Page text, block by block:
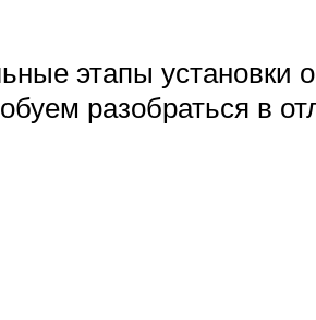
этапы установки
разобраться в